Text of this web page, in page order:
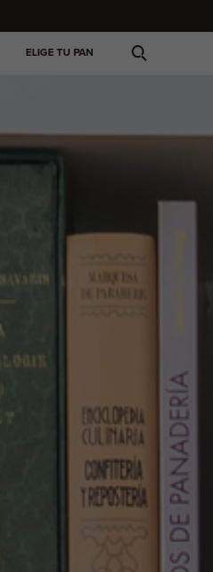
ELIGE TU PAN